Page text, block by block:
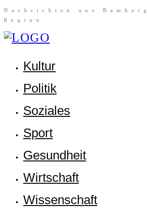
Nach­rich­ten aus
Region
Kul­tur
Poli­tik
Sozia­les
Sport
Gesund­heit
Wirt­schaft
Wis­sen­schaft